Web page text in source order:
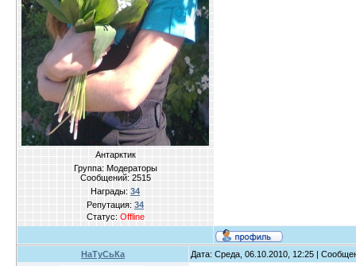
Антарктик
Группа: Модераторы
Сообщений: 2515
Награды: 34
Репутация: 34
Статус: Offline
НаТуСьКа Дата: Среда, 06.10.2010, 12:25 |